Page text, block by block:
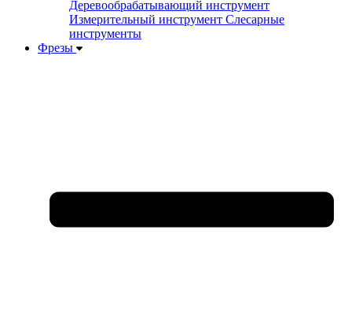
Деревообрабатывающий инструмент
Измерительный инструмент Слесарные
инструменты
Фрезы